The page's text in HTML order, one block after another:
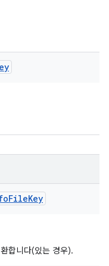
FileKey
합니다(있는 경우).